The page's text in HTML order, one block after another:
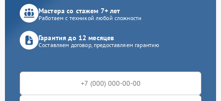
Мастера со стажем 7+ лет
Работаем с техникой любой сложности
Гарантия до 12 месяцев
Составляем договор, предоставляем гарантию